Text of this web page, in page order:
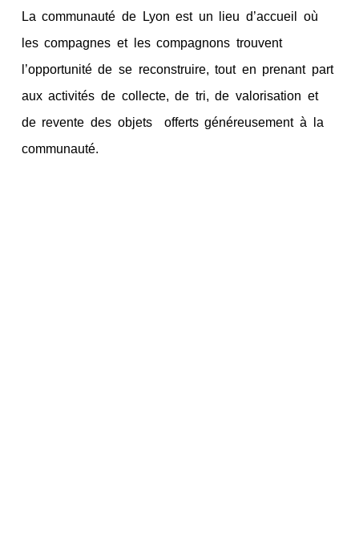
La communauté de Lyon est un lieu d’accueil où
les compagnes et les compagnons trouvent
l’opportunité de se reconstruire, tout en prenant part
aux activités de collecte, de tri, de valorisation et
de revente des objets offerts généreusement à la
communauté.